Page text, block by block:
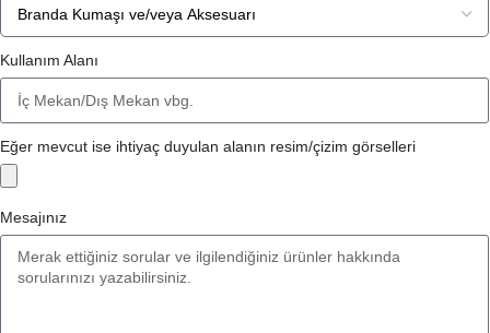
Kullanım Alanı
Eğer mevcut ise ihtiyaç duyulan alanın resim/çizim görselleri
Mesajınız